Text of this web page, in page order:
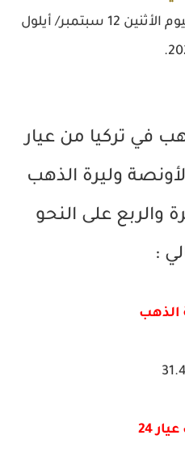
إرتفاع طفيف مع تدولات اليوم الأثنين 12 سبتمبر/ أيلول
في تركيا من عيار
21-18-14 " والأونصة وليرة الذهب
والربع على النحو
:
الذهب
24